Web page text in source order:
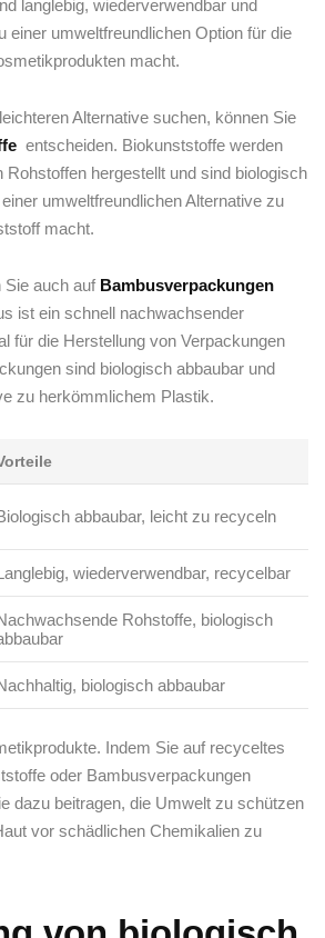
langlebig, wiederverwendbar und
einer umweltfreundlichen Option für die
macht.
Alternative suchen, können ‌Sie
⁣ entscheiden.⁢ Biokunststoffe werden
hergestellt und⁢ sind​ biologisch
umweltfreundlichen⁣ Alternative zu
macht.
Sie ⁤auch‌ auf⁤ Bambusverpackungen
‍ist ein schnell nachwachsender
für die Herstellung von Verpackungen
⁤sind biologisch abbaubar und
‌zu herkömmlichem Plastik.
abbaubar, leicht zu recyceln
wiederverwendbar, recycelbar
Rohstoffe, biologisch⁢
biologisch abbaubar
Indem Sie auf recyceltes⁢
oder Bambusverpackungen⁤
dazu beitragen,‍ die⁣ Umwelt​ zu⁣ schützen
vor‍ schädlichen⁣ Chemikalien zu⁢